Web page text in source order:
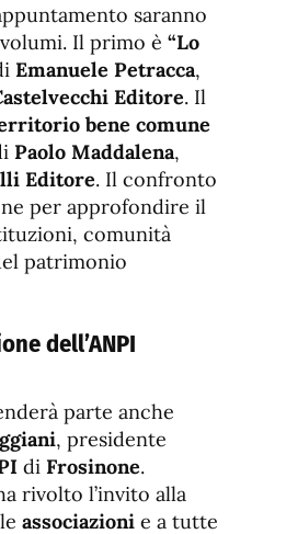
saranno
Il primo è “Lo
Emanuele Petracca,
Editore. Il
bene comune
Paolo Maddalena,
Editore. Il confronto
per approfondire il
comunità
patrimonio
dell’ANPI
parte anche
, presidente
di Frosinone.
rivolto l’invito alla
associazioni e a tutte